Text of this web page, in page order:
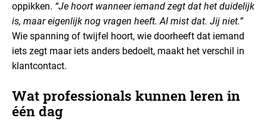
oppikken. “Je hoort wanneer iemand zegt dat het duidelijk
is, maar eigenlijk nog vragen heeft. AI mist dat. Jij niet.”
Wie spanning of twijfel hoort, wie doorheeft dat iemand
iets zegt maar iets anders bedoelt, maakt het verschil in
klantcontact.
Wat professionals kunnen leren in
één dag